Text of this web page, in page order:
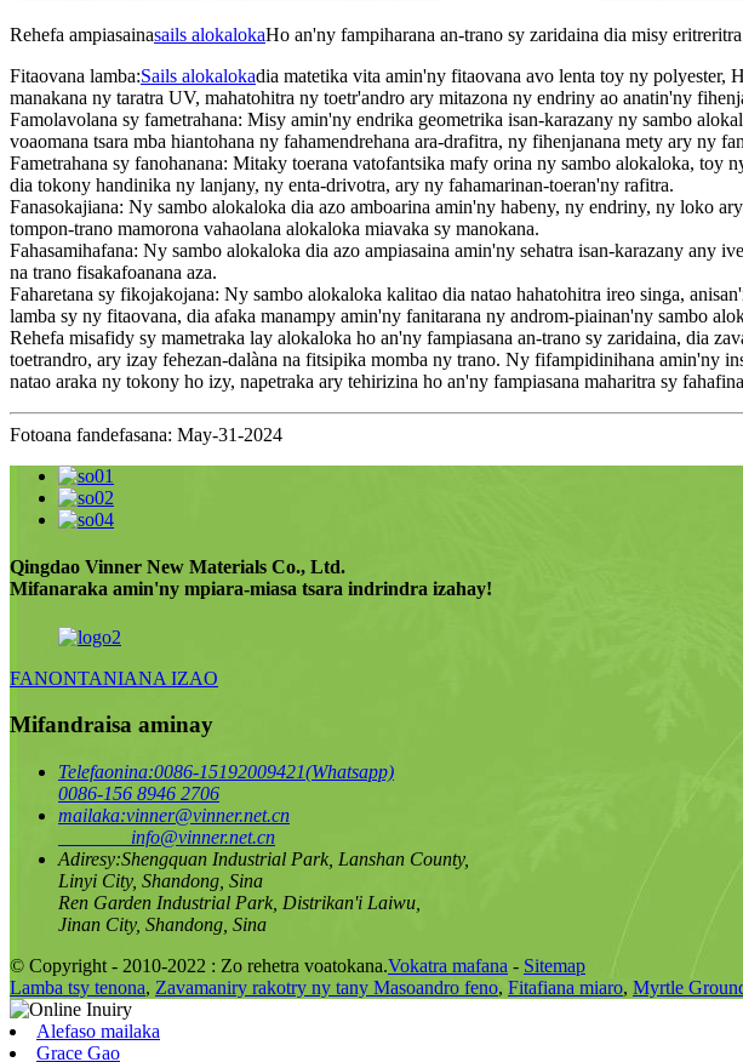
Rehefa ampiasainasails alokalokaHo an'ny fampiharana an-trano sy zaridaina dia misy
Fitaovana lamba:Sails alokalokadia matetika vita amin'ny fitaovana avo lenta toy ny
manakana ny taratra UV, mahatohitra ny toetr'andro ary mitazona ny endriny ao anatin'ny
Famolavolana sy fametrahana: Misy amin'ny endrika geometrika isan-karazany ny sambo
voaomana tsara mba hiantohana ny fahamendrehana ara-drafitra, ny fihenjanana mety ary ny
Fametrahana sy fanohanana: Mitaky toerana vatofantsika mafy orina ny sambo alokaloka,
dia tokony handinika ny lanjany, ny enta-drivotra, ary ny fahamarinan-toeran'ny rafitra.
Fanasokajiana: Ny sambo alokaloka dia azo amboarina amin'ny habeny, ny endriny, ny loko
tompon-trano mamorona vahaolana alokaloka miavaka sy manokana.
Fahasamihafana: Ny sambo alokaloka dia azo ampiasaina amin'ny sehatra isan-karazany
na trano fisakafoanana aza.
Faharetana sy fikojakojana: Ny sambo alokaloka kalitao dia natao hahatohitra ireo singa,
lamba sy ny fitaovana, dia afaka manampy amin'ny fanitarana ny androm-piainan'ny sambo
Rehefa misafidy sy mametraka lay alokaloka ho an'ny fampiasana an-trano sy zaridaina, dia
toetrandro, ary izay fehezan-dalàna na fitsipika momba ny trano. Ny fifampidinihana amin'ny
natao araka ny tokony ho izy, napetraka ary tehirizina ho an'ny fampiasana maharitra sy
Fotoana fandefasana: May-31-2024
Qingdao Vinner New Materials Co., Ltd.
Mifanaraka amin'ny mpiara-miasa tsara indrindra izahay!
FANONTANIANA IZAO
Mifandraisa aminay
Telefaonina:0086-15192009421(Whatsapp)
0086-156 8946 2706
mailaka:vinner@vinner.net.cn
info@vinner.net.cn
Adiresy:Shengquan Industrial Park, Lanshan County,
Linyi City, Shandong, Sina
Ren Garden Industrial Park, Distrikan'i Laiwu,
Jinan City, Shandong, Sina
© Copyright - 2010-2022 : Zo rehetra voatokana.Vokatra mafana - Sitemap
Lamba tsy tenona, Zavamaniry rakotry ny tany Masoandro feno, Fitafiana miaro, Myrtle
Alefaso mailaka
Grace Gao